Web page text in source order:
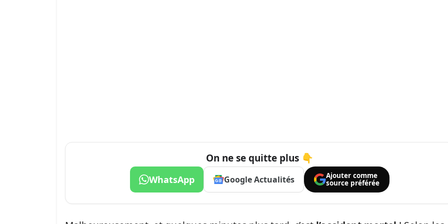
On ne se quitte plus 👇
WhatsApp Google Actualités
Ajouter comme
source préférée